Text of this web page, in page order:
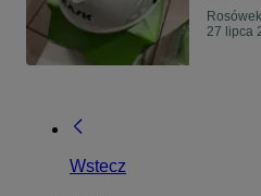
Rosówek
27 lipca
Wstecz